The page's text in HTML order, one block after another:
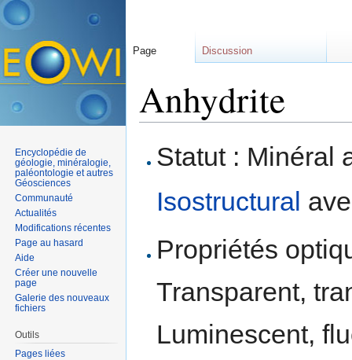
Anhydrite
Statut : Minéral
Isostructural
Propriétés
Transparent,
Luminescent,
Page Discussion
Encyclopédie de
géologie, minéralogie,
paléontologie et autres
Géosciences
Communauté
Actualités
Modifications récentes
Page au hasard
Aide
Créer une nouvelle
page
Galerie des nouveaux
fichiers
Outils
Pages liées